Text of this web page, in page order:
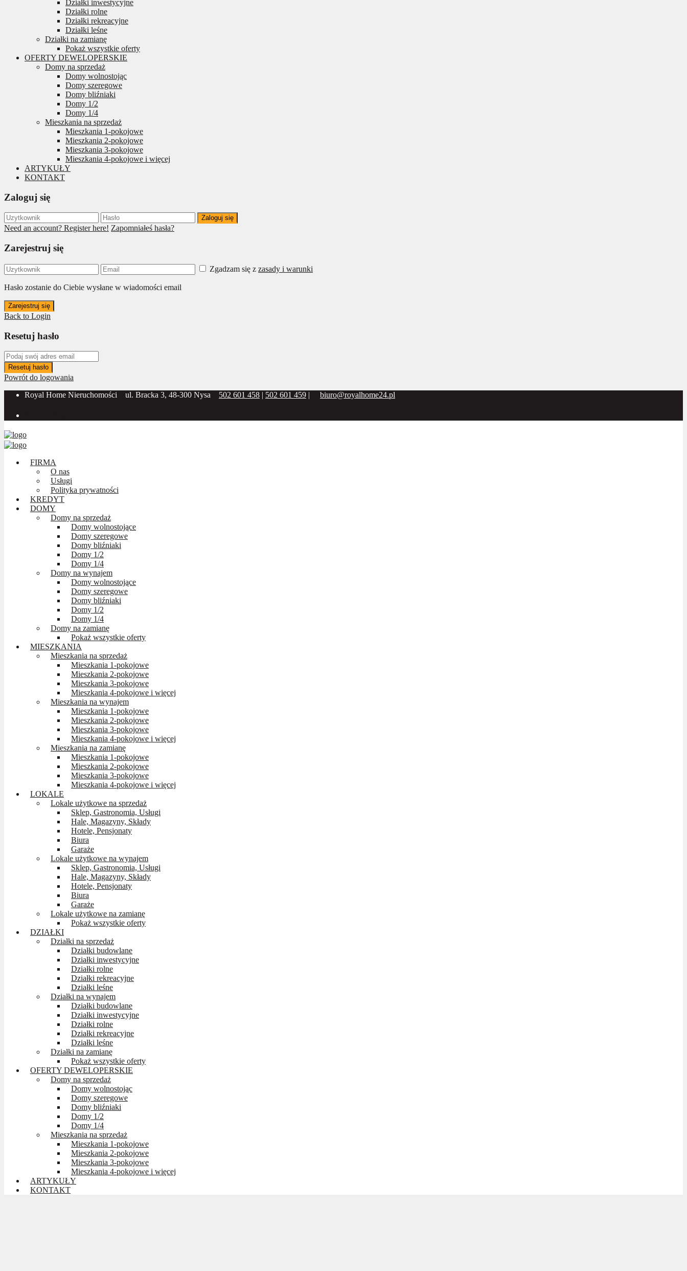
Działki inwestycyjne
Działki rolne
Działki rekreacyjne
Działki leśne
Działki na zamianę
Pokaż wszystkie oferty
OFERTY DEWELOPERSKIE
Domy na sprzedaż
Domy wolnostojąc
Domy szeregowe
Domy bliźniaki
Domy 1/2
Domy 1/4
Mieszkania na sprzedaż
Mieszkania 1-pokojowe
Mieszkania 2-pokojowe
Mieszkania 3-pokojowe
Mieszkania 4-pokojowe i więcej
ARTYKUŁY
KONTAKT
Zaloguj się
Zaloguj się
Need an account? Register here! Zapomniałeś hasła?
Zarejestruj się
Zgadzam się z zasady i warunki
Hasło zostanie do Ciebie wysłane w wiadomości email
Zarejestruj się
Back to Login
Resetuj hasło
Resetuj hasło
Powrót do logowania
Royal Home Nieruchomości
ul. Bracka 3, 48-300 Nysa 502 601 458 | 502 601 459 | biuro@royalhome24.pl
FIRMA
O nas
Usługi
Polityka prywatności
KREDYT
DOMY
Domy na sprzedaż
Domy wolnostojące
Domy szeregowe
Domy bliźniaki
Domy 1/2
Domy 1/4
Domy na wynajem
Domy wolnostojące
Domy szeregowe
Domy bliźniaki
Domy 1/2
Domy 1/4
Domy na zamianę
Pokaż wszystkie oferty
MIESZKANIA
Mieszkania na sprzedaż
Mieszkania 1-pokojowe
Mieszkania 2-pokojowe
Mieszkania 3-pokojowe
Mieszkania 4-pokojowe i więcej
Mieszkania na wynajem
Mieszkania 1-pokojowe
Mieszkania 2-pokojowe
Mieszkania 3-pokojowe
Mieszkania 4-pokojowe i więcej
Mieszkania na zamianę
Mieszkania 1-pokojowe
Mieszkania 2-pokojowe
Mieszkania 3-pokojowe
Mieszkania 4-pokojowe i więcej
LOKALE
Lokale użytkowe na sprzedaż
Sklep, Gastronomia, Usługi
Hale, Magazyny, Składy
Hotele, Pensjonaty
Biura
Garaże
Lokale użytkowe na wynajem
Sklep, Gastronomia, Usługi
Hale, Magazyny, Składy
Hotele, Pensjonaty
Biura
Garaże
Lokale użytkowe na zamianę
Pokaż wszystkie oferty
DZIAŁKI
Działki na sprzedaż
Działki budowlane
Działki inwestycyjne
Działki rolne
Działki rekreacyjne
Działki leśne
Działki na wynajem
Działki budowlane
Działki inwestycyjne
Działki rolne
Działki rekreacyjne
Działki leśne
Działki na zamianę
Pokaż wszystkie oferty
OFERTY DEWELOPERSKIE
Domy na sprzedaż
Domy wolnostojąc
Domy szeregowe
Domy bliźniaki
Domy 1/2
Domy 1/4
Mieszkania na sprzedaż
Mieszkania 1-pokojowe
Mieszkania 2-pokojowe
Mieszkania 3-pokojowe
Mieszkania 4-pokojowe i więcej
ARTYKUŁY
KONTAKT